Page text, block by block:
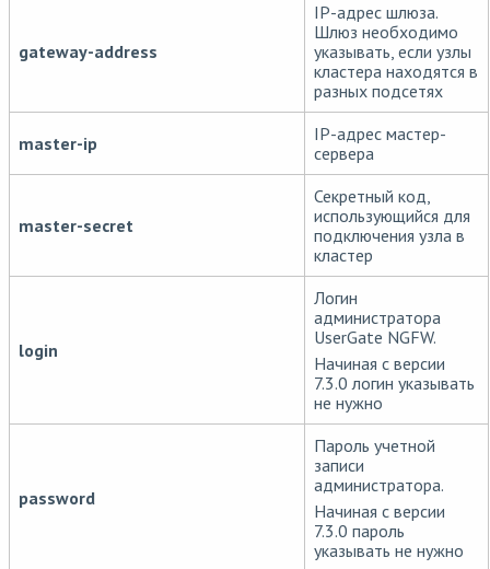
gateway-address
IP-адрес шлюза.
Шлюз необходимо
указывать, если узлы
кластера находятся в
разных подсетях
master-ip
IP-адрес мастер-
сервера
master-secret
Секретный код,
использующийся для
подключения узла в
кластер
login
Логин
администратора
UserGate NGFW.
Начиная с версии
7.3.0 логин указывать
не нужно
password
Пароль учетной
записи
администратора.
Начиная с версии
7.3.0 пароль
указывать не нужно